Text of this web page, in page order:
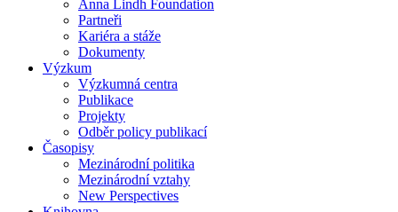
Anna Lindh Foundation
Partneři
Kariéra a stáže
Dokumenty
Výzkum
Výzkumná centra
Publikace
Projekty
Odběr policy publikací
Časopisy
Mezinárodní politika
Mezinárodní vztahy
New Perspectives